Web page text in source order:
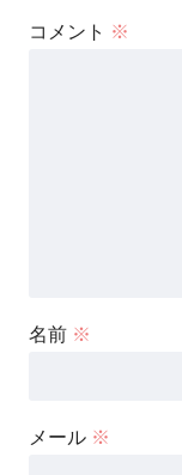
コメント ※
名前 ※
メール ※